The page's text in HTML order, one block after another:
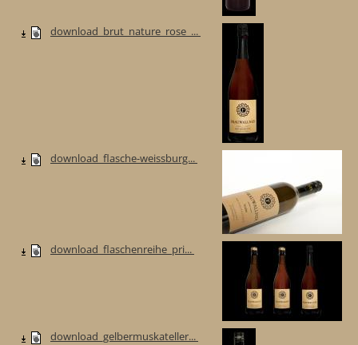
download_brut_nature_rose_...
download_flasche-weissburg...
download_flaschenreihe_pri...
download_gelbermuskateller...